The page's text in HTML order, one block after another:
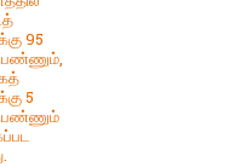
95
5